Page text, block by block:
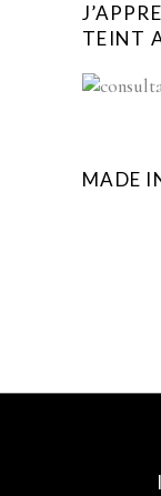
TEINT
MADE